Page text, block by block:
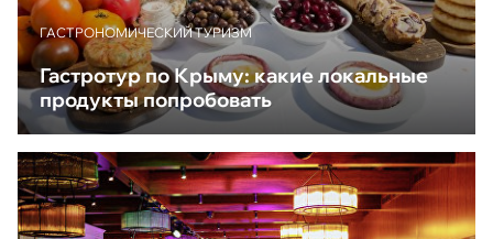
ГАСТРОНОМИЧЕСКИЙ ТУРИЗМ
Гастротур по Крыму: какие локальные
продукты попробовать